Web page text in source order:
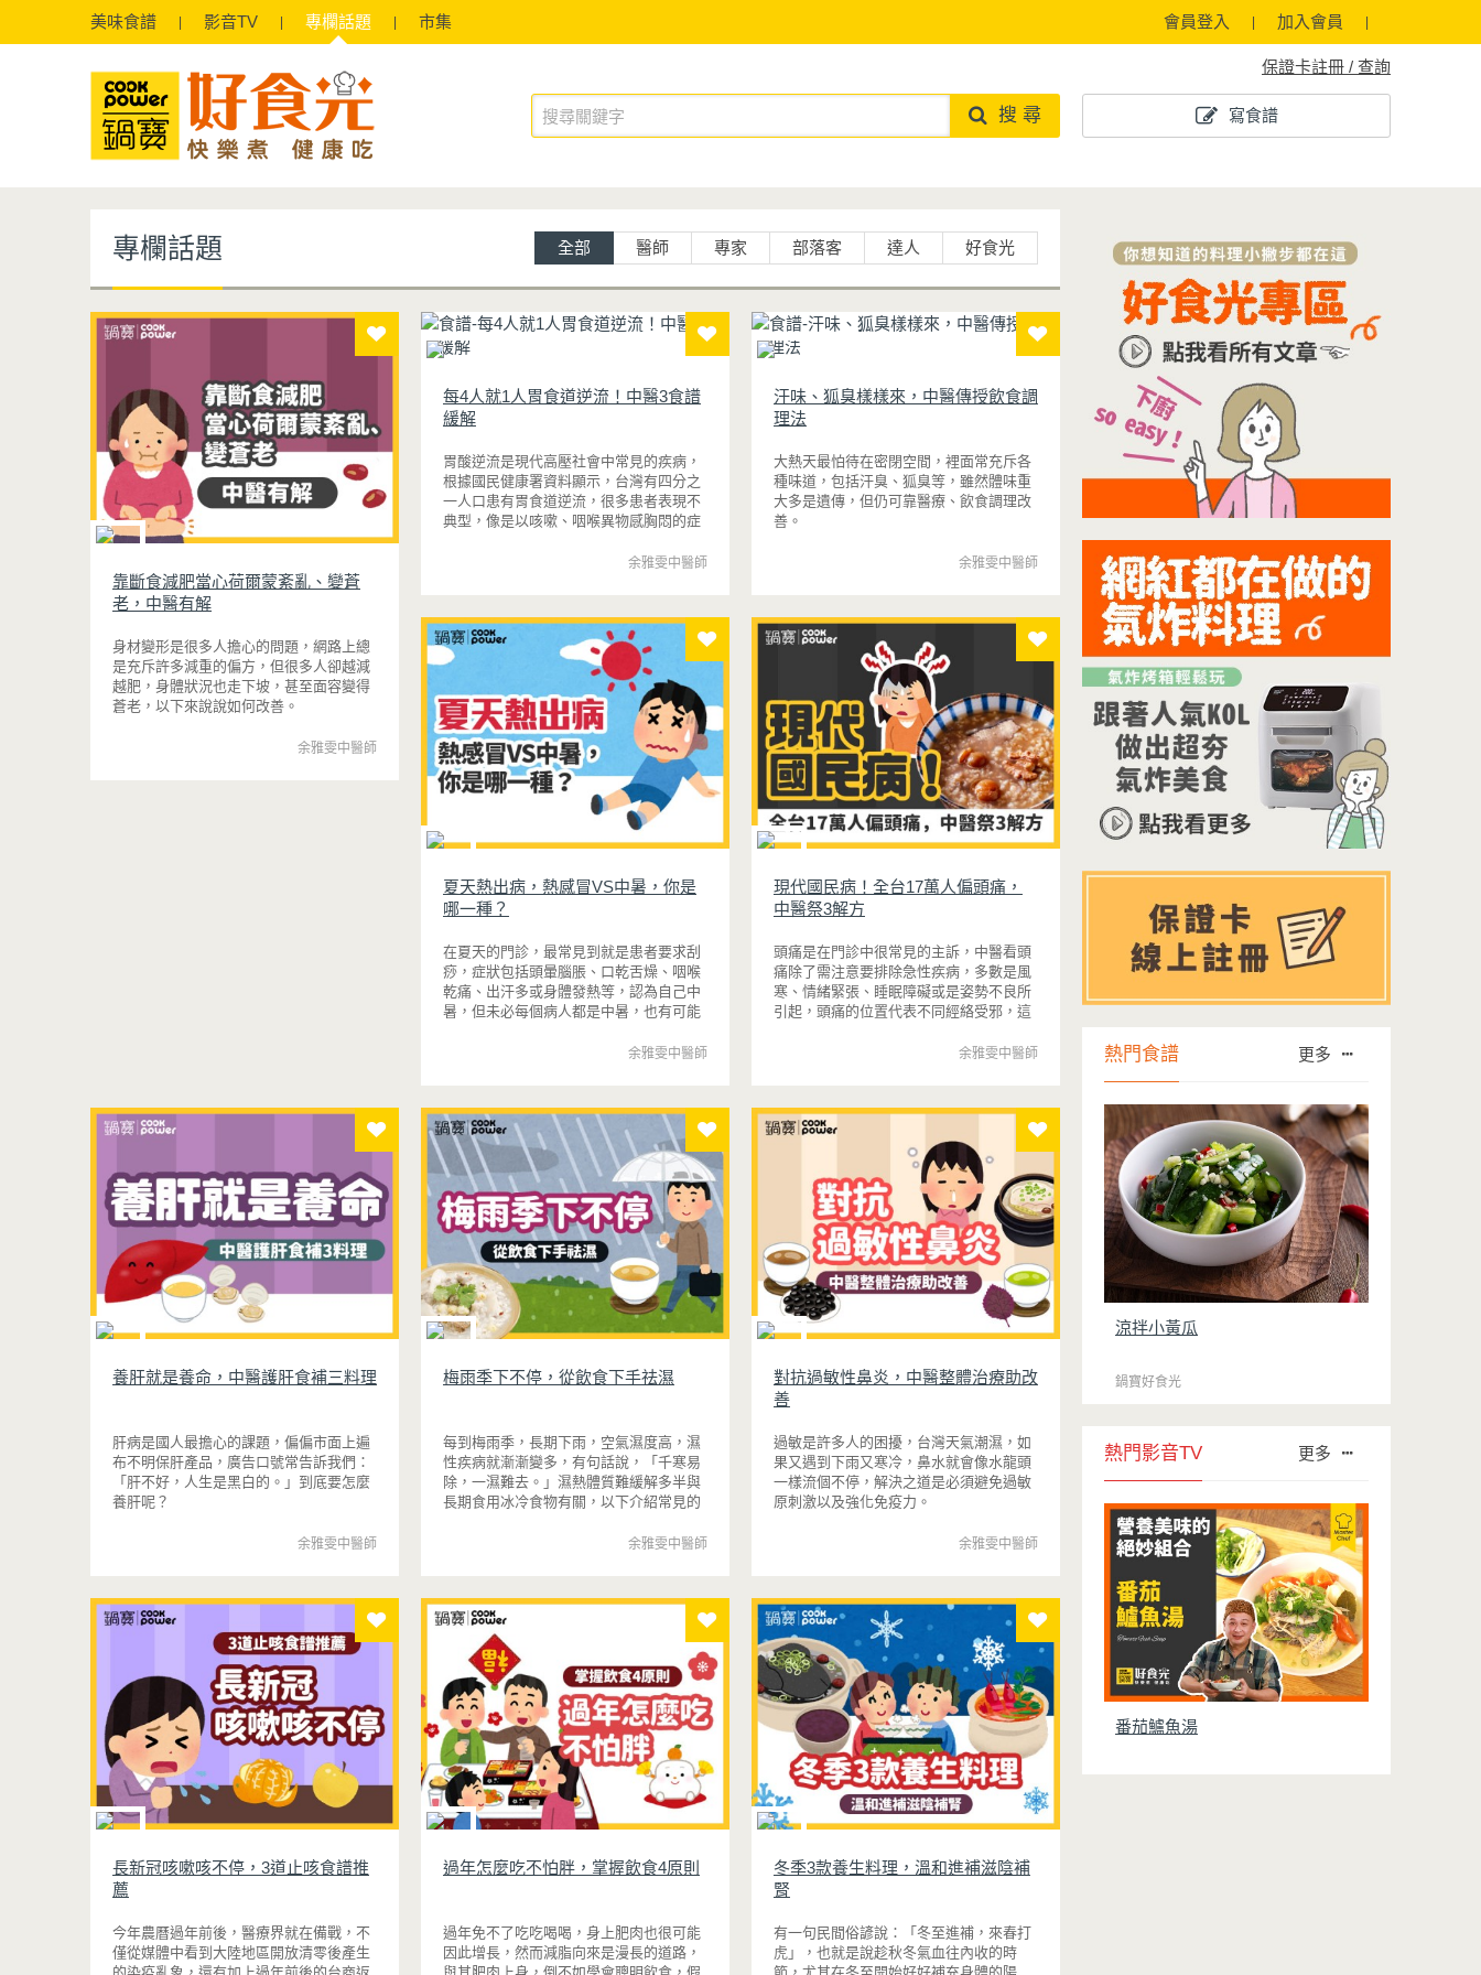
美味食譜 影音TV 專欄話題 市集 會員登入 加入會員
保證卡註冊 / 查詢
寫食譜
搜 尋
專欄話題 全部 醫師 專家 部落客 達人 好食光
靠斷食減肥當心荷爾蒙紊亂、變蒼
老，中醫有解
身材變形是很多人擔心的問題，網路上總
是充斥許多減重的偏方，但很多人卻越減
越肥，身體狀況也走下坡，甚至面容變得
蒼老，以下來說說如何改善。
余雅雯中醫師
每4人就1人胃食道逆流！中醫3食譜
緩解
胃酸逆流是現代高壓社會中常見的疾病，
根據國民健康署資料顯示，台灣有四分之
一人口患有胃食道逆流，很多患者表現不
典型，像是以咳嗽、咽喉異物感胸悶的症
被當呼吸道疾病治療，而症狀遲遲沒改
余雅雯中醫師
汗味、狐臭樣樣來，中醫傳授飲食調
理法
大熱天最怕待在密閉空間，裡面常充斥各
種味道，包括汗臭、狐臭等，雖然體味重
大多是遺傳，但仍可靠醫療、飲食調理改
善。
余雅雯中醫師
夏天熱出病，熱感冒VS中暑，你是
哪一種？
在夏天的門診，最常見到就是患者要求刮
痧，症狀包括頭暈腦脹、口乾舌燥、咽喉
乾痛、出汗多或身體發熱等，認為自己中
暑，但未必每個病人都是中暑，也有可能
余雅雯中醫師
現代國民病！全台17萬人偏頭痛，
中醫祭3解方
頭痛是在門診中很常見的主訴，中醫看頭
痛除了需注意要排除急性疾病，多數是風
寒、情緒緊張、睡眠障礙或是姿勢不良所
引起，頭痛的位置代表不同經絡受邪，這
余雅雯中醫師
養肝就是養命，中醫護肝食補三料理
肝病是國人最擔心的課題，偏偏市面上遍
布不明保肝產品，廣告口號常告訴我們：
「肝不好，人生是黑白的。」到底要怎麼
養肝呢？
余雅雯中醫師
梅雨季下不停，從飲食下手祛濕
每到梅雨季，長期下雨，空氣濕度高，濕
性疾病就漸漸變多，有句話說，「千寒易
除，一濕難去。」濕熱體質難緩解多半與
長期食用冰冷食物有關，以下介紹常見的
余雅雯中醫師
對抗過敏性鼻炎，中醫整體治療助改
善
過敏是許多人的困擾，台灣天氣潮濕，如
果又遇到下雨又寒冷，鼻水就會像水龍頭
一樣流個不停，解決之道是必須避免過敏
原刺激以及強化免疫力。
余雅雯中醫師
長新冠咳嗽咳不停，3道止咳食譜推
薦
今年農曆過年前後，醫療界就在備戰，不
僅從媒體中看到大陸地區開放清零後產生
過年怎麼吃不怕胖，掌握飲食4原則
過年免不了吃吃喝喝，身上肥肉也很可能
因此增長，然而減脂向來是漫長的道路，
冬季3款養生料理，溫和進補滋陰補
腎
有一句民間俗諺說：「冬至進補，來春打
虎」，也就是說趁秋冬氣血往內收的時
熱門食譜 更多
涼拌小黃瓜
鍋寶好食光
熱門影音TV 更多
番茄鱸魚湯